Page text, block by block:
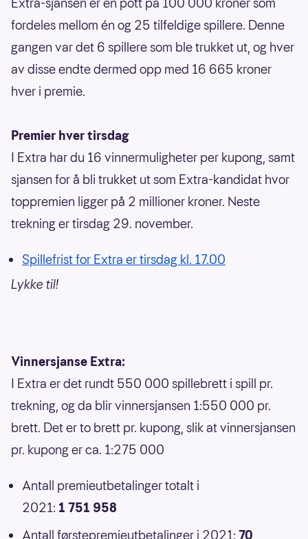
fordeles mellom én og 25 tilfeldige spillere. Denne
gangen var det 6 spillere som ble trukket ut, og hver
av disse endte dermed opp med 16 665 kroner
hver i premie.
Premier hver tirsdag
I Extra har du 16 vinnermuligheter per kupong, samt
sjansen for å bli trukket ut som Extra-kandidat hvor
toppremien ligger på 2 millioner kroner. Neste
trekning er tirsdag 29. november.
Spillefrist for Extra er tirsdag kl. 17.00
Lykke til!
Vinnersjanse Extra:
I Extra er det rundt 550 000 spillebrett i spill pr.
trekning, og da blir vinnersjansen 1:550 000 pr.
brett. Det er to brett pr. kupong, slik at vinnersjansen
pr. kupong er ca. 1:275 000
Antall premieutbetalinger totalt i
2021: 1 751 958
Antall førstepremieutbetalinger i 2021: 70